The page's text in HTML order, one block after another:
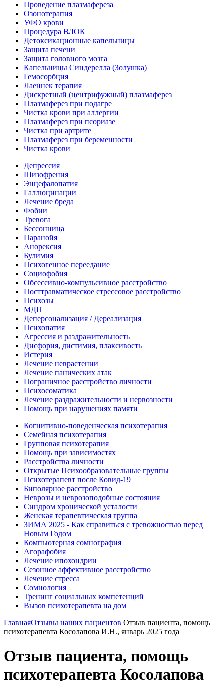
Проведение плазмафереза
Озонотерапия
УФО крови
Процедура ВЛОК
Детоксикационные капельницы
Защита печени
Защита головного мозга
Капельницы Синдерелла (Золушка)
Гемосорбция
Лаеннек терапия
Дискретный (центрифужный) плазмаферез
Плазмаферез при подагре
Чистка крови при аллергии
Плазмаферез при псориазе
Чистка при артрите
Плазмаферез при беременности
Чистка крови
Депрессия
Шизофрения
Энцефалопатия
Галлюцинации
Лечение бреда
Фобии
Тревога
Бессонница
Паранойя
Анорексия
Булимия
Психогенное переедание
Социофобия
Обсессивно-компульсивное расстройство
Посттравматическое стрессовое расстройство
Психозы
МДП
Деперсонализация / Дереализация
Психопатия
Агрессия и раздражительность
Дисфория, дистимия, плаксивость
Истерия
Лечение неврастении
Лечение панических атак
Пограничное расстройство личности
Психосоматика
Лечение раздражительности и нервозности
Помощь при нарушениях памяти
Когнитивно-поведенческая психотерапия
Семейная психотерапия
Групповая психотерапия
Помощь при зависимостях
Расстройства личности
Открытые Психообразовательные группы
Психотерапевт после Ковид-19
Биполярное расстройство
Неврозы и неврозоподобные состояния
Синдром хронической усталости
Женская терапевтическая группа
ЗИМА 2025 - Как справиться с тревожностью перед
Новым Годом
Компьютерная сомнография
Агорафобия
Лечение ипохондрии
Сезонное аффективное расстройство
Лечение стресса
Сомнология
Тренинг социальных компетенций
Вызов психотерапевта на дом
ГлавнаяОтзывы наших пациентов Отзыв пациента, помощь
психотерапевта Косолапова И.Н., январь 2025 года
Отзыв пациента, помощь
психотерапевта Косолапова